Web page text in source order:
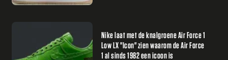
Nike laat met de knalgroene Air Force 1
Low LX "Icon" zien waarom de Air Force
1 al sinds 1982 een icoon is